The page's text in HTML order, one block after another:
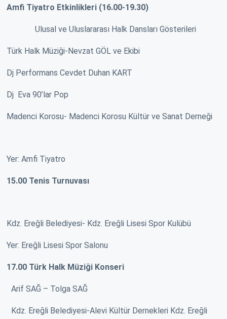
Amfi Tiyatro Etkinlikleri (16.00-19.30)
Ulusal ve Uluslararası Halk Dansları Gösterileri
Türk Halk Müziği-Nevzat GÖL ve Ekibi
Dj Performans Cevdet Duhan KART
Dj Eva 90’lar Pop
Madenci Korosu- Madenci Korosu Kültür ve Sanat Derneği
Yer: Amfi Tiyatro
15.00 Tenis Turnuvası
Kdz. Ereğli Belediyesi- Kdz. Ereğli Lisesi Spor Kulübü
Yer: Ereğli Lisesi Spor Salonu
17.00 Türk Halk Müziği Konseri
Arif SAĞ – Tolga SAĞ
Kdz. Ereğli Belediyesi-Alevi Kültür Dernekleri Kdz. Ereğli